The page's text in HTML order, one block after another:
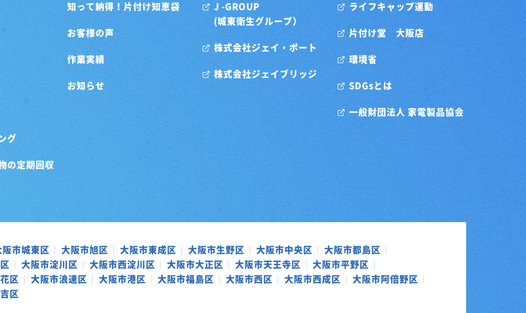
グ
の定期回収
知って納得！片付け知恵袋
お客様の声
作業実績
お知らせ
J -GROUP
(城東衛生グループ）
株式会社ジェイ・ポート
株式会社ジェイブリッジ
ライフキャップ運動
片付け堂 大阪店
環境省
SDGsとは
一般財団法人 家電製品協会
阪市城東区 大阪市旭区 大阪市東成区 大阪市生野区 大阪市中央区
大阪市都島区
大阪市淀川区 大阪市西淀川区 大阪市大正区 大阪市天王寺区
大阪市平野区
区
大阪市浪速区 大阪市港区 大阪市福島区 大阪市西区 大阪市西成区
大阪市阿倍野区
区